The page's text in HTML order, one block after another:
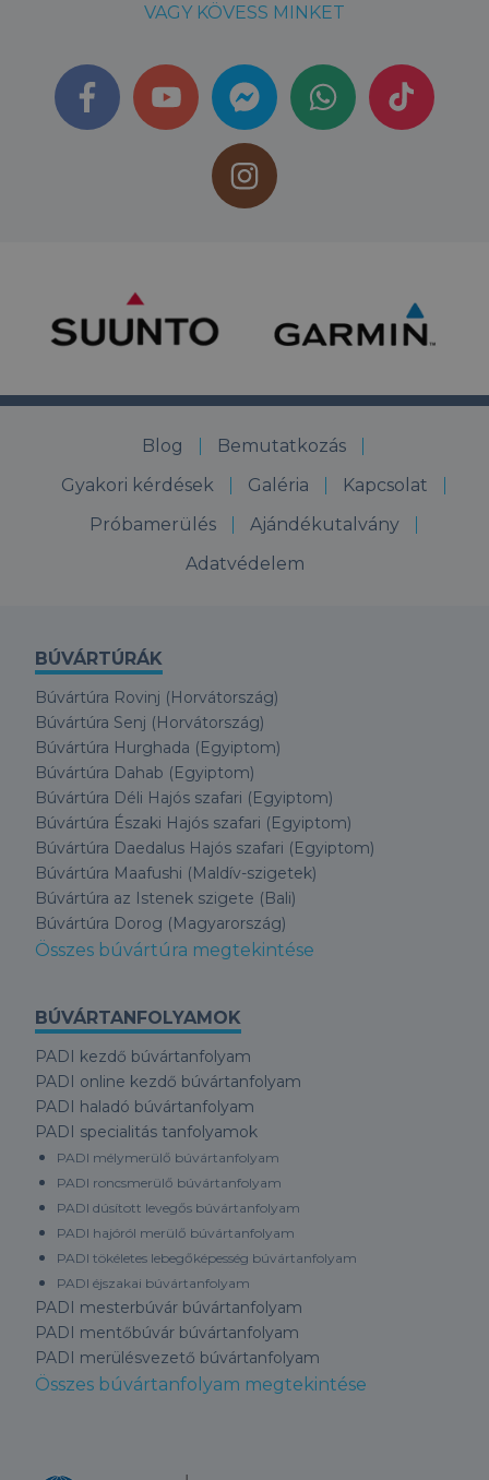
VAGY KÖVESS MINKET
Blog
Bemutatkozás
Gyakori kérdések
Galéria
Kapcsolat
Próbamerülés
Ajándékutalvány
Adatvédelem
BÚVÁRTÚRÁK
Búvártúra Rovinj (Horvátország)
Búvártúra Senj (Horvátország)
Búvártúra Hurghada (Egyiptom)
Búvártúra Dahab (Egyiptom)
Búvártúra Déli Hajós szafari (Egyiptom)
Búvártúra Északi Hajós szafari (Egyiptom)
Búvártúra Daedalus Hajós szafari (Egyiptom)
Búvártúra Maafushi (Maldív-szigetek)
Búvártúra az Istenek szigete (Bali)
Búvártúra Dorog (Magyarország)
Összes búvártúra megtekintése
BÚVÁRTANFOLYAMOK
PADI kezdő búvártanfolyam
PADI online kezdő búvártanfolyam
PADI haladó búvártanfolyam
PADI specialitás tanfolyamok
PADI mélymerülő búvártanfolyam
PADI roncsmerülő búvártanfolyam
PADI dúsított levegős búvártanfolyam
PADI hajóról merülő búvártanfolyam
PADI tökéletes lebegőképesség búvártanfolyam
PADI éjszakai búvártanfolyam
PADI mesterbúvár búvártanfolyam
PADI mentőbúvár búvártanfolyam
PADI merülésvezető búvártanfolyam
Összes búvártanfolyam megtekintése